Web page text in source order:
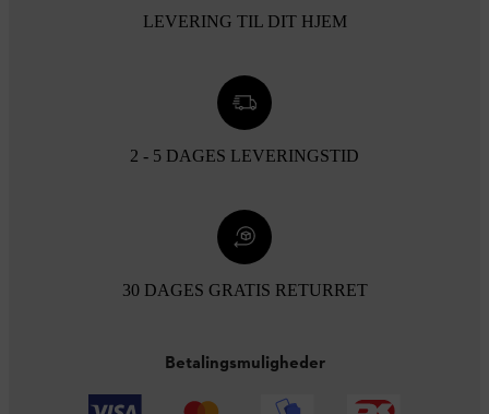
LEVERING TIL DIT HJEM
2 - 5 DAGES LEVERINGSTID
30 DAGES GRATIS RETURRET
Betalingsmuligheder